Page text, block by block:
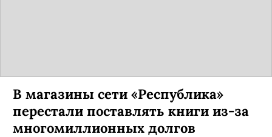
В магазины сети «Республика»
перестали поставлять книги из-за
многомиллионных долгов